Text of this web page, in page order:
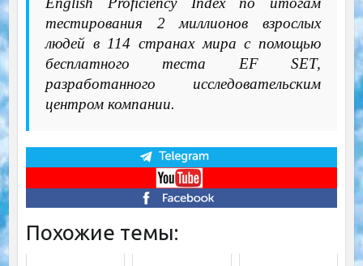
тестирования 2 миллионов взрослых
людей в 114 странах мира с помощью
бесплатного теста EF SET,
разработанного исследовательским
центром компании.
Похожие темы: